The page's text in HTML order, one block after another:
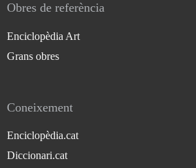
Obres de referència
Enciclopèdia Art
Grans obres
Coneixement
Enciclopèdia.cat
Diccionari.cat